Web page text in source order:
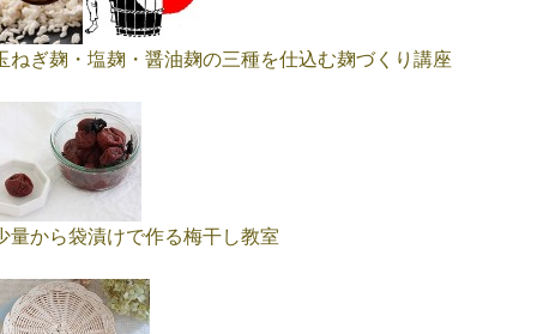
ねぎ麹・塩麹・醤油麹の三種を仕込む麹づくり講座
量から袋漬けで作る梅干し教室